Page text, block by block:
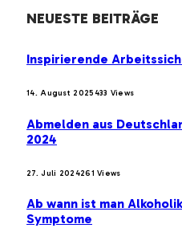
NEUESTE BEITRÄGE
Inspirierende
14. August 2025433 Views
Abmelden aus
2024
27. Juli 2024261Views
Ab wann ist man
Symptome